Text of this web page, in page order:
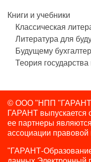
Книги и учебники
Классическая
Литература для
Будущему
Теория
© ООО "НПП
ГАРАНТ выпускается
ее партнеры
ассоциации
"ГАРАНТ-